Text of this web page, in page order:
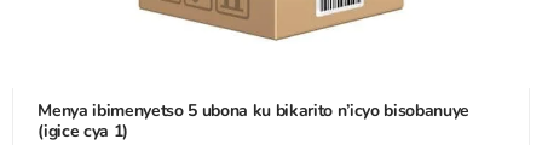
Menya ibimenyetso 5 ubona ku bikarito n’icyo bisobanuye
(igice cya 1)